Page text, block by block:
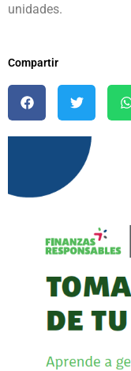
unidades.
Compartir